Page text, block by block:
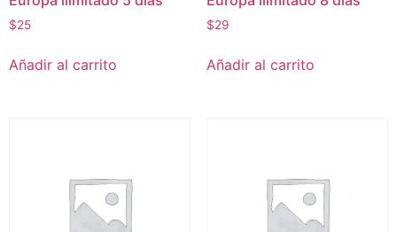
$25
Añadir al carrito
$29
Añadir al carrito